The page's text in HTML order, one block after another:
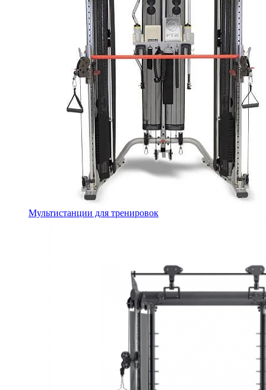
Мультистанции для тренировок